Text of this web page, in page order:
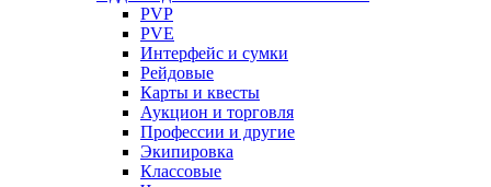
PVP
PVE
Интерфейс и сумки
Рейдовые
Карты и квесты
Аукцион и торговля
Профессии и другие
Экипировка
Классовые